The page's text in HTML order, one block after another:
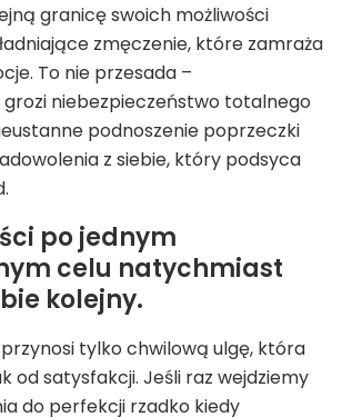
granicę swoich możliwości
zmęczenie, które zamraża
To nie przesada –
niebezpieczeństwo totalnego
podnoszenie poprzeczki
z siebie, który podsyca
po jednym
celu natychmiast
kolejny.
tylko chwilową ulgę, która
od satysfakcji. Jeśli raz wejdziemy
do perfekcji rzadko kiedy